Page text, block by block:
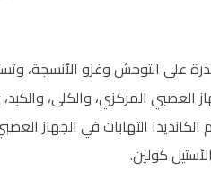
على التوحش وغزو الأنسجة،
العصبي المركزي، والكلى،
التهابات في الجهاز
كولين.